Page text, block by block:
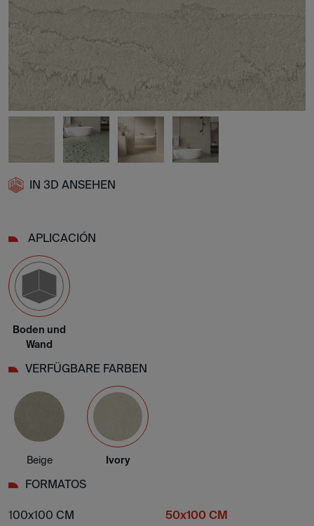
IN 3D ANSEHEN
APLICACIÓN
Boden und
Wand
VERFÜGBARE FARBEN
Beige Ivory
FORMATOS
100x100 CM 50x100 CM